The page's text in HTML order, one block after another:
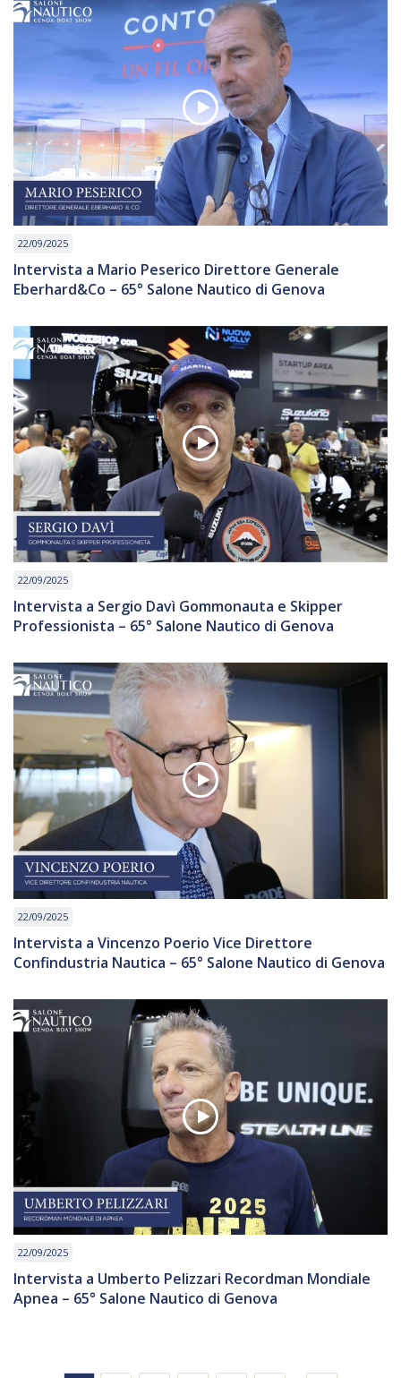
22/09/2025
Intervista a Mario Peserico Direttore Generale
Eberhard&Co – 65° Salone Nautico di Genova
22/09/2025
Intervista a Sergio Davì Gommonauta e Skipper
Professionista – 65° Salone Nautico di Genova
22/09/2025
Intervista a Vincenzo Poerio Vice Direttore
Confindustria Nautica – 65° Salone Nautico di Genova
22/09/2025
Intervista a Umberto Pelizzari Recordman Mondiale
Apnea – 65° Salone Nautico di Genova